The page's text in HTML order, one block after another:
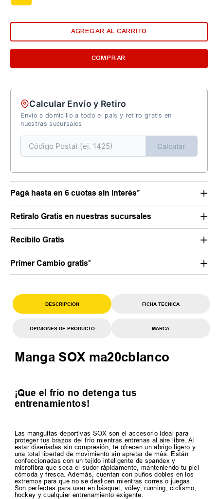
AGREGAR AL CARRITO
COMPRAR
Calcular Envío y Retiro
Envío a domicilio a todo el país y retiro gratis en
nuestras sucursales
Calcular
Pagá hasta en 6 cuotas sin interés*
Retiralo Gratis en nuestras sucursales
Recibilo Gratis
Primer Cambio gratis*
DESCRIPCION FICHA TECNICA
OPINIONES DE PRODUCTO MARCA
Manga SOX ma20cblanco
¡Que el frío no detenga tus
entrenamientos!
Las manguitas deportivas SOX son el accesorio ideal para
proteger tus brazos del frío mientras entrenas al aire libre. Al
estar diseñadas sin compresión, te ofrecen un abrigo ligero y
una total libertad de movimiento sin apretar de más. Están
confeccionadas con un tejido inteligente de spandex y
microfibra que seca el sudor rápidamente, manteniendo tu piel
cómoda y fresca. Además, cuentan con puños dobles en los
extremos para que no se deslicen mientras corres o juegas.
Son perfectas para usar en básquet, vóley, running, ciclismo,
hockey y cualquier entrenamiento exigente.